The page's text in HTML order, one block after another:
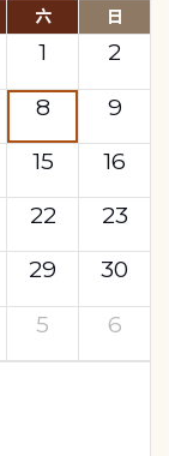
六 日
1
2
8
9
15
16
22
23
29
30
5 6